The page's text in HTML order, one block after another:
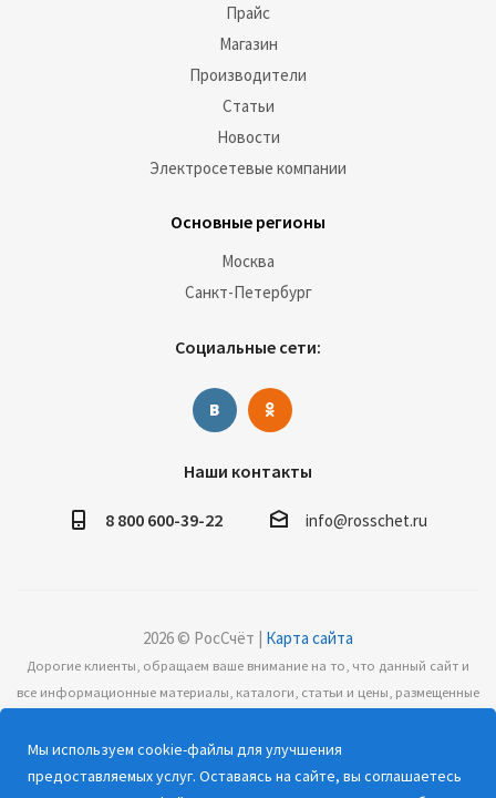
Прайс
Магазин
Производители
Статьи
Новости
Электросетевые компании
Основные регионы
Москва
Санкт-Петербург
Социальные сети:
Наши контакты
8 800 600-39-22 info@rosschet.ru
2026 © РосСчёт | Карта сайта
Дорогие клиенты, обращаем ваше внимание на то, что данный сайт и
все информационные материалы, каталоги, статьи и цены, размещенные
являются публичной офертой, определяемой положениями Статьи 437
(2) Гражданского кодекса РФ.
Мы используем cookie-файлы для улучшения
предоставляемых услуг. Оставаясь на сайте, вы соглашаетесь